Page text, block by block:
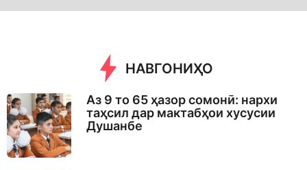
НАВГОНИҲО
Аз 9 то 65 ҳазор сомонӣ: нархи
таҳсил дар мактабҳои хусусии
Душанбе